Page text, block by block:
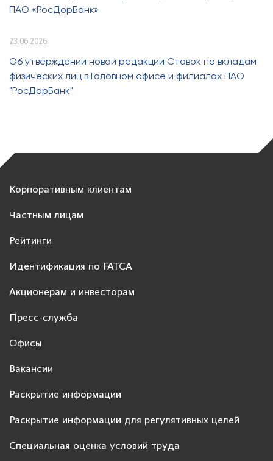
ПАО «РосДорБанк»
23.06.2026
Об утверждении новой редакции Ставок по вкладам
физических лиц в Головном офисе и филиалах ПАО
"РосДорБанк"
Корпоративным клиентам
Частным лицам
Рейтинги
Идентификация по FATCA
Акционерам и инвесторам
Пресс-служба
Офисы
Вакансии
Раскрытие информации
Раскрытие информации для регулятивных целей
Специальная оценка условий труда